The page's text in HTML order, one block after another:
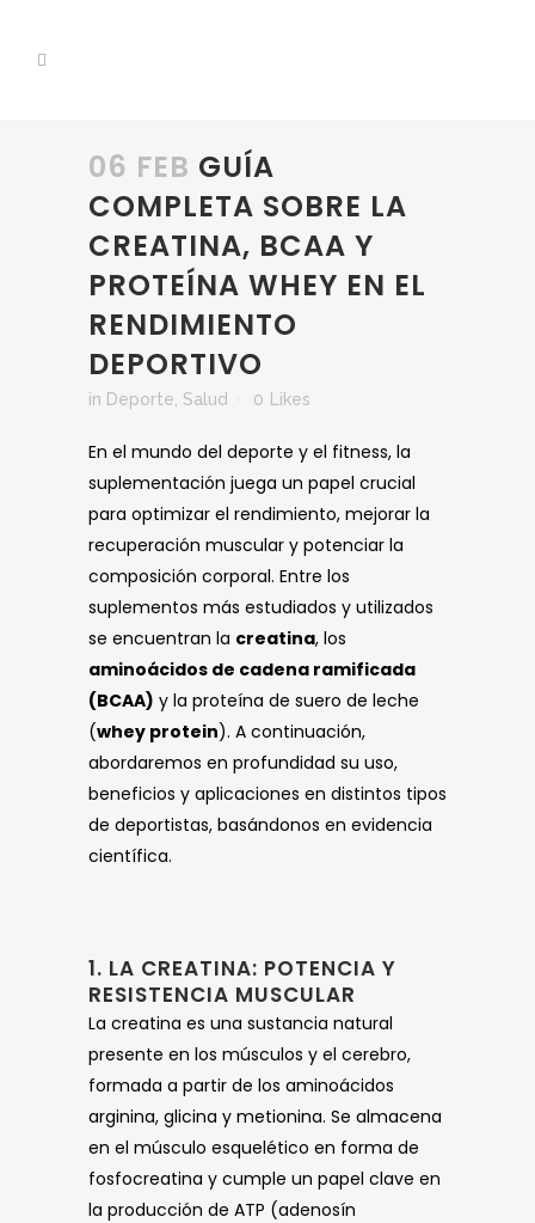
06 FEB GUÍA
COMPLETA SOBRE LA
CREATINA, BCAA Y
PROTEÍNA WHEY EN EL
RENDIMIENTO
DEPORTIVO
in Deporte Salud 0 Likes
En el mundo del deporte y el fitness, la
suplementación juega un papel crucial
para optimizar el rendimiento, mejorar la
recuperación muscular y potenciar la
composición corporal. Entre los
suplementos más estudiados y utilizados
se encuentran la creatina, los
aminoácidos de cadena ramificada
(BCAA) y la proteína de suero de leche
(whey protein). A continuación,
abordaremos en profundidad su uso,
beneficios y aplicaciones en distintos tipos
de deportistas, basándonos en evidencia
científica.
1. LA CREATINA: POTENCIA Y
RESISTENCIA MUSCULAR
La creatina es una sustancia natural
presente en los músculos y el cerebro,
formada a partir de los aminoácidos
arginina, glicina y metionina. Se almacena
en el músculo esquelético en forma de
fosfocreatina y cumple un papel clave en
la producción de ATP (adenosín